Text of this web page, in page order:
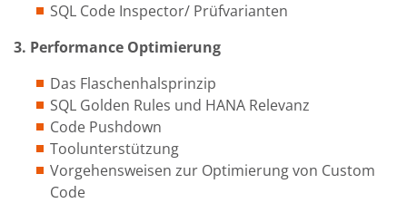
SQL Code Inspector/ Prüfvarianten
3. Performance Optimierung
Das Flaschenhalsprinzip
SQL Golden Rules und HANA Relevanz
Code Pushdown
Toolunterstützung
Vorgehensweisen zur Optimierung von Custom
Code